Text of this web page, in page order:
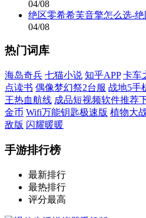
04/08
绝区零希希芙音擎怎么选-
04/08
热门词库
海岛奇兵 七猫小说 知乎APP 卡车
点读书 偶像梦幻祭2台服 战地5手
王热血航线 成品短视频软件推荐
金币 Wifi万能钥匙极速版 植物大
敌版 闪耀暖暖
手游排行榜
最新排行
最热排行
评分最高